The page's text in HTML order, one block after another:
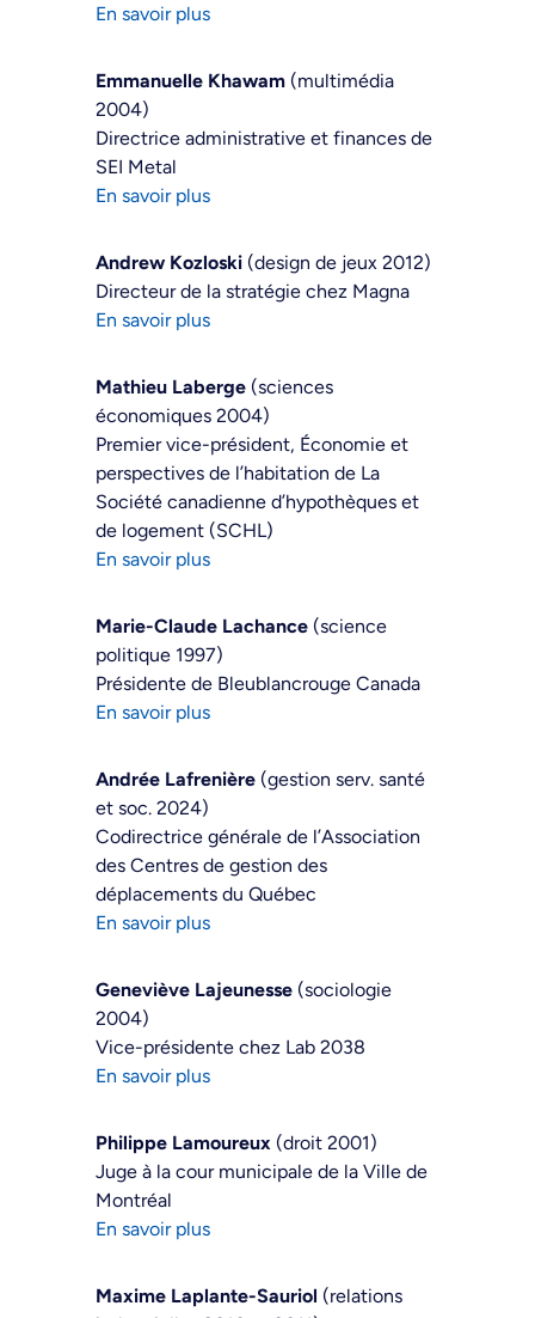
En savoir plus
Emmanuelle Khawam (multimédia
2004)
Directrice administrative et finances de
SEI Metal
En savoir plus
Andrew Kozloski (design de jeux 2012)
Directeur de la stratégie chez Magna
En savoir plus
Mathieu Laberge (sciences
économiques 2004)
Premier vice-président, Économie et
perspectives de l’habitation de La
Société canadienne d’hypothèques et
de logement (SCHL)
En savoir plus
Marie-Claude Lachance (science
politique 1997)
Présidente de Bleublancrouge Canada
En savoir plus
Andrée Lafrenière (gestion serv. santé
et soc. 2024)
Codirectrice générale de l’Association
des Centres de gestion des
déplacements du Québec
En savoir plus
Geneviève Lajeunesse (sociologie
2004)
Vice-présidente chez Lab 2038
En savoir plus
Philippe Lamoureux (droit 2001)
Juge à la cour municipale de la Ville de
Montréal
En savoir plus
Maxime Laplante-Sauriol (relations